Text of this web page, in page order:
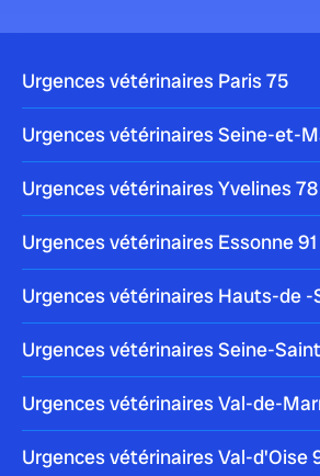
crucial de ne pas oublier […]
Blog
dans son quotidien. La tique en est […]
Blog
Urgences vétérinaires Paris75
Urgences vétérinaires Seine-et-
Urgences vétérinaires Yvelines78
Urgences vétérinaires Essonne91
Urgences vétérinaires Hauts-de -
Urgences vétérinaires Seine-
Urgences vétérinaires Val-de-
Urgences vétérinaires Val-d'Oise